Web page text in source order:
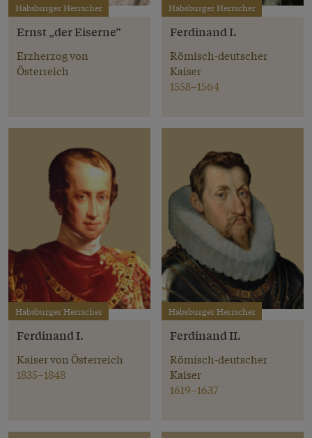
Habsburger Herrscher
Ernst „der Eiserne“
Erzherzog von
Österreich
Habsburger Herrscher
Ferdinand I.
Römisch-deutscher
Kaiser
1558–1564
Habsburger Herrscher
Ferdinand I.
Kaiser von Österreich
1835–1848
Habsburger Herrscher
Ferdinand II.
Römisch-deutscher
Kaiser
1619–1637